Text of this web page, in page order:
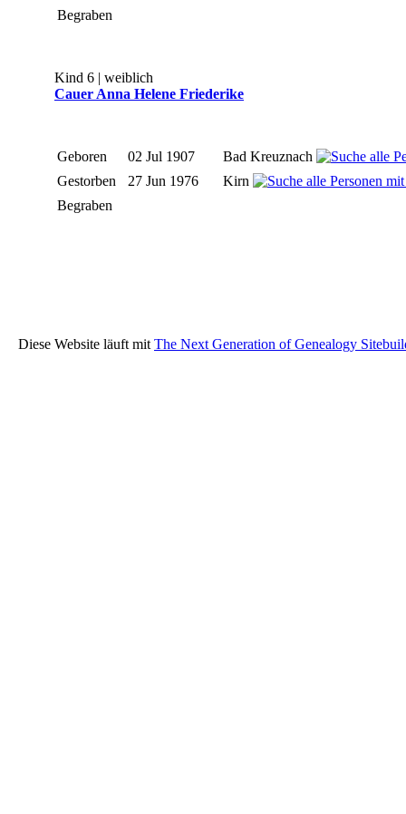
Begraben
Kind 6 | weiblich
Cauer Anna Helene Friederike
Geboren 02 Jul 1907
Bad Kreuznach
Gestorben
27 Jun 1976
Kirn
Begraben
Diese Website läuft mit The Next Generation of Genealogy